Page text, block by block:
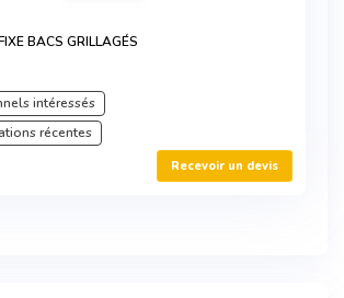
BACS GRILLAGÉS
intéressés
récentes
Recevoir un devis